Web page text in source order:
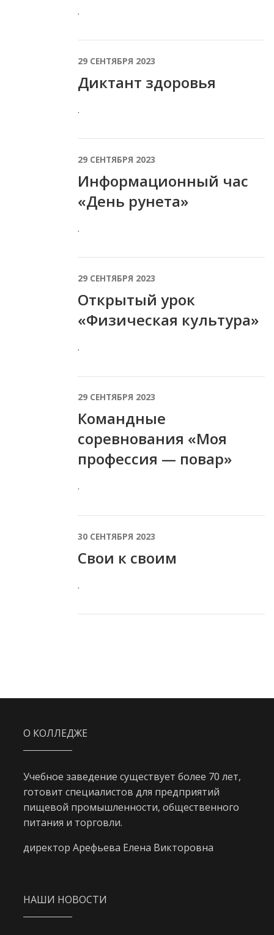
.
29 СЕНТЯБРЯ 2023
Диктант здоровья
.
29 СЕНТЯБРЯ 2023
Информационный час
«День рунета»
.
29 СЕНТЯБРЯ 2023
Открытый урок
«Физическая культура»
.
29 СЕНТЯБРЯ 2023
Командные
соревнования «Моя
профессия — повар»
.
30 СЕНТЯБРЯ 2023
Свои к своим
.
О КОЛЛЕДЖЕ
Учебное заведение существует более 70 лет,
готовит специалистов для предприятий
пищевой промышленности, общественного
питания и торговли.
директор Арефьева Елена Викторовна
НАШИ НОВОСТИ